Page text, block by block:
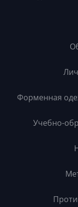
Форменная
Учебно-